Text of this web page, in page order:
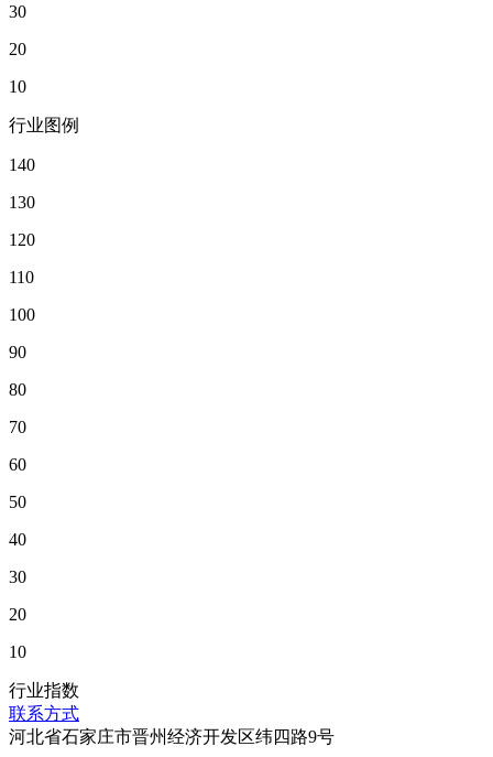
30
20
10
行业图例
140
130
120
110
100
90
80
70
60
50
40
30
20
10
行业指数
联系方式
河北省石家庄市晋州经济开发区纬四路9号